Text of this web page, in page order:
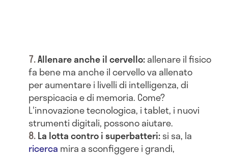
Allenare anche il cervello:allenare il fisico
fa bene ma anche il cervello va allenato
per aumentare i livelli di intelligenza, di
perspicacia e di memoria. Come?
L'innovazione tecnologica, i tablet, i nuovi
strumenti digitali, possono aiutare.
La lotta contro i superbatteri:si sa, la
ricerca mira a sconfiggere i grandi,